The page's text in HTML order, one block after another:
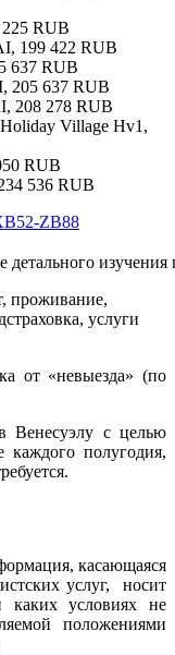
RUB
199 422 RUB
637 RUB
205 637 RUB
208 278 RUB
Village Hv1,
RUB
536 RUB
ZB88
детального
проживание,
услуги
от «невыезда» (по
Венесуэлу с целью
полугодия,
касающаяся
услуг, носит
условиях не
положениями